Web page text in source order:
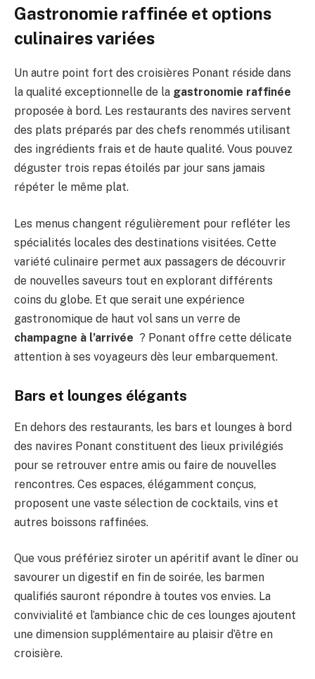
Gastronomie raffinée et options
culinaires variées
Un autre point fort des croisières Ponant réside dans
la qualité exceptionnelle de la gastronomie raffinée
proposée à bord. Les restaurants des navires servent
des plats préparés par des chefs renommés utilisant
des ingrédients frais et de haute qualité. Vous pouvez
déguster trois repas étoilés par jour sans jamais
répéter le même plat.
Les menus changent régulièrement pour refléter les
spécialités locales des destinations visitées. Cette
variété culinaire permet aux passagers de découvrir
de nouvelles saveurs tout en explorant différents
coins du globe. Et que serait une expérience
gastronomique de haut vol sans un verre de
champagne à l’arrivée ? Ponant offre cette délicate
attention à ses voyageurs dès leur embarquement.
Bars et lounges élégants
En dehors des restaurants, les bars et lounges à bord
des navires Ponant constituent des lieux privilégiés
pour se retrouver entre amis ou faire de nouvelles
rencontres. Ces espaces, élégamment conçus,
proposent une vaste sélection de cocktails, vins et
autres boissons raffinées.
Que vous préfériez siroter un apéritif avant le dîner ou
savourer un digestif en fin de soirée, les barmen
qualifiés sauront répondre à toutes vos envies. La
convivialité et l’ambiance chic de ces lounges ajoutent
une dimension supplémentaire au plaisir d’être en
croisière.